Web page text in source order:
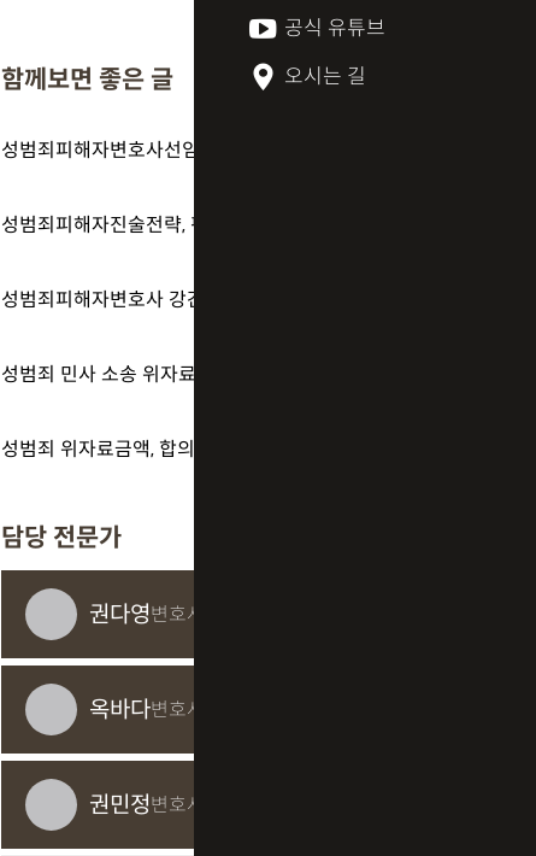
공식 유튜브
오시는 길
함께보면 좋은 글
담당 전문가
권다영변호사
옥바다변호사
권민정변호사